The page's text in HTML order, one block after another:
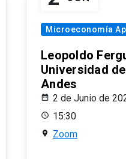
Microeconomía
Leopoldo
Universidad
Andes
2 de Junio de
15:30
Zoom